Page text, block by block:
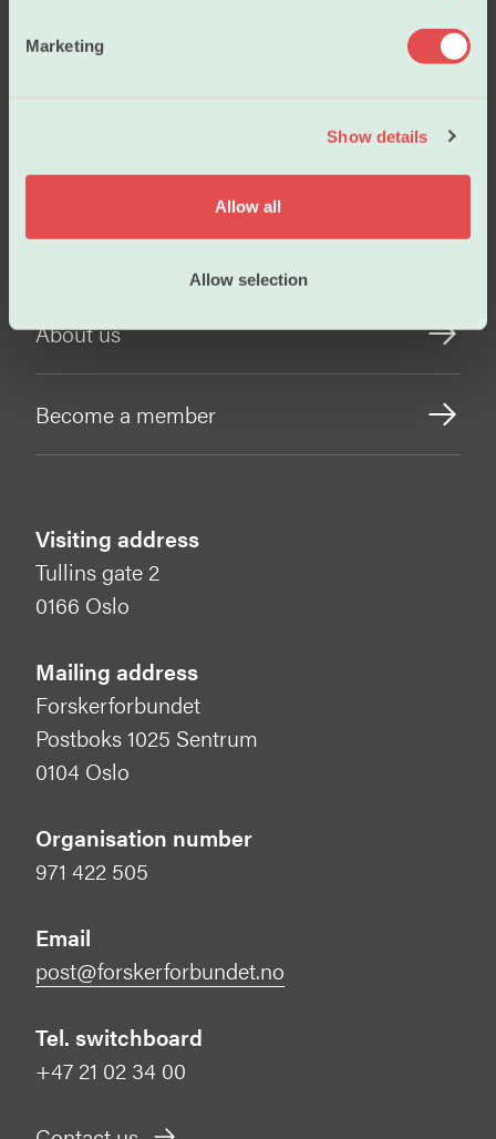
Marketing
Show details
Allow all
Allow selection
Working conditions
About us
Become a member
Visiting address
Tullins gate 2
0166 Oslo
Mailing address
Forskerforbundet
Postboks 1025 Sentrum
0104 Oslo
Organisation number
971 422 505
Email
post@forskerforbundet.no
Tel. switchboard
+47 21 02 34 00